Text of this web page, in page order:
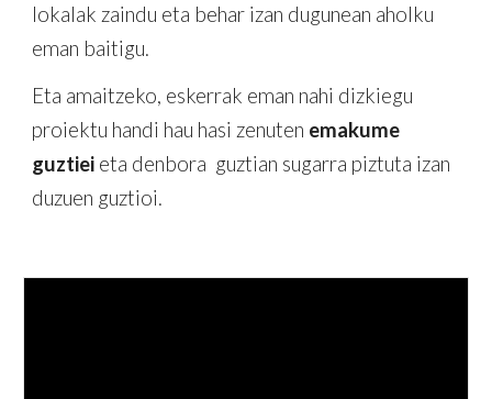
lokalak zaindu eta behar izan dugunean aholku
eman baitigu.
Eta amaitzeko, eskerrak eman nahi dizkiegu
proiektu handi hau hasi zenuten emakume
guztiei eta denbora guztian sugarra piztuta izan
duzuen guztioi.